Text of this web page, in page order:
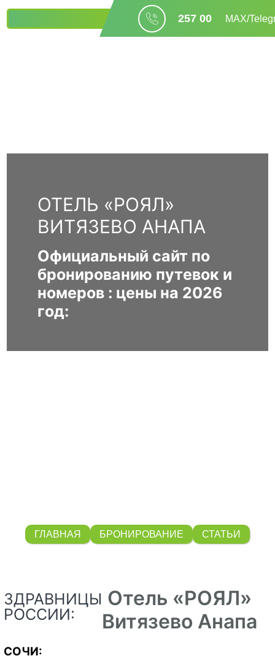
257 00 МАХ/
ОТЕЛЬ «РОЯЛ»
ВИТЯЗЕВО АНАПА
Официальный сайт по
бронированию путевок и
номеров : цены на 2026
год:
ГЛАВНАЯ БРОНИРОВАНИЕ СТАТЬИ
ЗДРАВНИЦЫ
РОССИИ:
СОЧИ:
Отель «РОЯЛ»
Витязево Анапа